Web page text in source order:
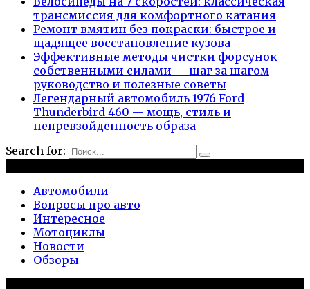
трансмиссия для комфортного катания
Ремонт вмятин без покраски: быстрое и
щадящее восстановление кузова
Эффективные методы чистки форсунок
собственными силами — шаг за шагом
руководство и полезные советы
Легендарный автомобиль 1976 Ford
Thunderbird 460 — мощь, стиль и
непревзойденность образа
Search for:
Автомобили
Вопросы про авто
Интересное
Мотоциклы
Новости
Обзоры